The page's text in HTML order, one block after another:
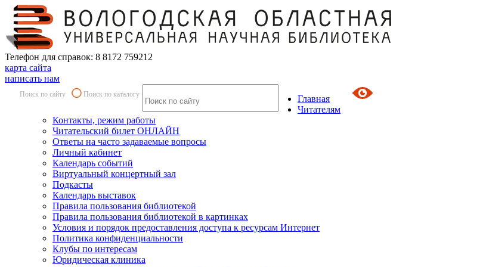
Телефон для справок: 8 8172 759212
карта сайта
написать нам
Поиск по сайту Поиск по каталогу
Главная
Читателям
Контакты, режим работы
Читательский билет ОНЛАЙН
Ответы на часто задаваемые вопросы
Личный кабинет
Календарь событий
Виртуальный концертный зал
Подкасты
Календарь выставок
Правила пользования библиотекой
Правила пользования библиотекой в картинках
Условия и порядок предоставления доступа к ресурсам Интернет
Политика конфиденциальности
Клубы по интересам
Юридическая клиника